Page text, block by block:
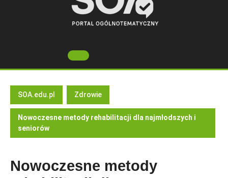
Open
Button
SOA.edu.pl Zdrowie
Nowoczesne metody rehabilitacji dla najmłodszych i
seniorów
Nowoczesne metody